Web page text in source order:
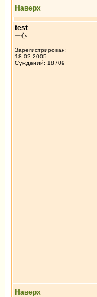
Наверх
test
一心
Зарегистрирован:
18.02.2005
Суждений: 18709
Наверх